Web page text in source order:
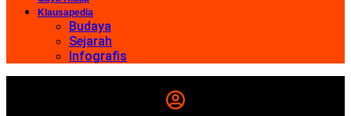
Klausapedia
Budaya
Sejarah
Infografis